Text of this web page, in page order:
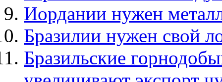
Иордании нужен
Бразилии нужен свой
Бразильские